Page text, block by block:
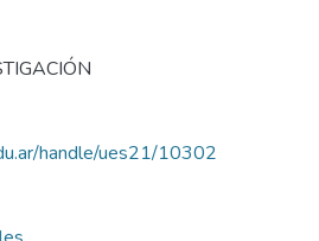
handle/ues21/10302